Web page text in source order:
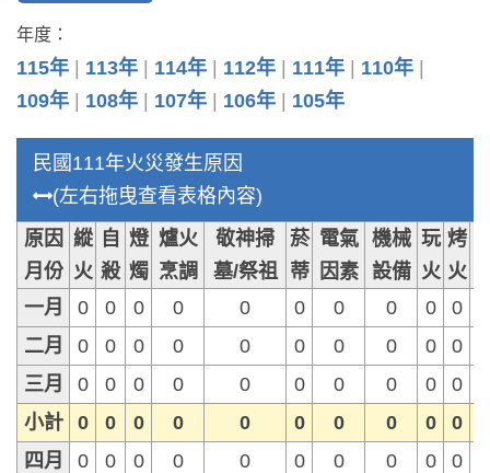
年度：
115年 113年 114年 112年 111年
110年
109年
108年 107年 106年 105年
民國111年火災發生原因
(左右拖曳查看表格內容)
原因
月份
縱
火
自
殺
燈
燭
爐火
烹調
敬神掃
墓/祭祖
菸
蒂
電氣
因素
機械
設備
玩
火
烤
火
一月
0 0 0 0 0 0 0 0 0
0
二月
0 0 0 0 0 0 0 0 0
0
三月
0 0 0 0 0 0 0 0 0
0
小計
0 0 0 0 0 0 0 0 0
0
四月
0 0 0 0 0 0 0 0 0
0